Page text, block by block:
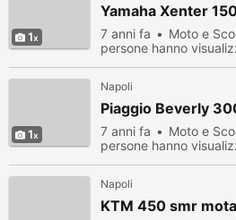
1
Yamaha Xenter
7 anni fa Moto e
persone hanno
1
Napoli
Piaggio Beverly
7 anni fa Moto e
persone hanno
Napoli
KTM 450 smr